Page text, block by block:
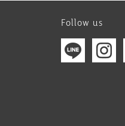
Follow us